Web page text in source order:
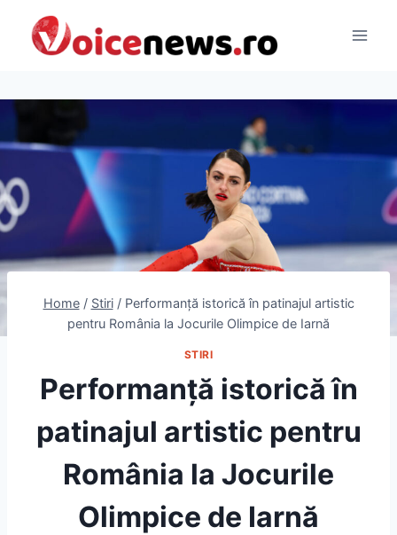
content
Home / Stiri / Performanță istorică în patinajul artistic
pentru România la Jocurile Olimpice de Iarnă
STIRI
Performanță istorică în
patinajul artistic pentru
România la Jocurile
Olimpice de Iarnă